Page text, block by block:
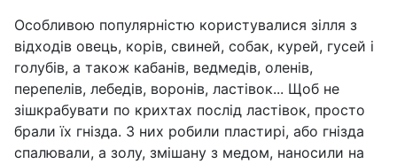
Особливою популярністю користувалися зілля з
відходів овець, корів, свиней, собак, курей, гусей і
голубів, а також кабанів, ведмедів, оленів,
перепелів, лебедів, воронів, ластівок... Щоб не
зішкрабувати по крихтах послід ластівок, просто
брали їх гнізда. З них робили пластирі, або гнізда
спалювали, а золу, змішану з медом, наносили на